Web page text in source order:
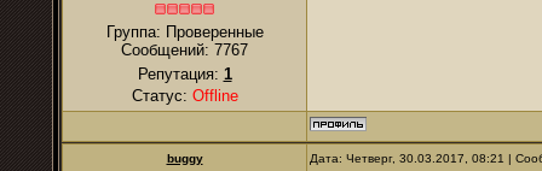
Группа: Проверенные
Сообщений: 7767
Репутация: 1
Статус: Offline
buggy Дата: Четверг, 30.03.2017, 08:21 |